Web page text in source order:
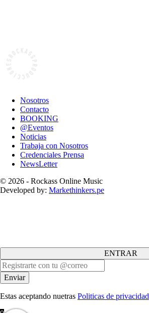
Nosotros
Contacto
BOOKING
@Eventos
Noticias
Trabaja con Nosotros
Credenciales Prensa
NewsLetter
© 2026 - Rockass Online Music
Developed by: Markethinkers.pe
ENTRAR
Estas aceptando nuetras Politicas de privacidad